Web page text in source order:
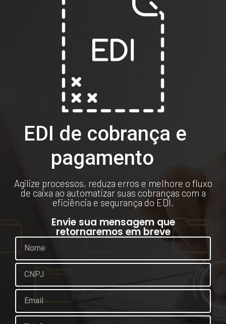
EDI de cobrança e
pagamento
Agilize processos, reduza erros e melhore o fluxo
de caixa ao automatizar suas cobranças com a
eficiência e segurança do EDI.
Envie sua mensagem que
retornaremos em breve